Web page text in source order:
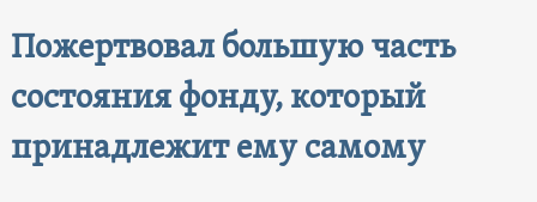
Пожертвовал большую часть
состояния фонду, который
принадлежит ему самому